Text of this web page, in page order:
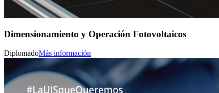
Dimensionamiento y Operación Fotovoltaicos
DiplomadoMás información